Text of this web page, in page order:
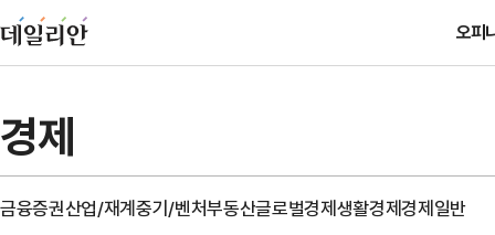
오피
경제
금융증권산업/재계중기/벤처부동산글로벌경제생활경제경제일반